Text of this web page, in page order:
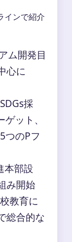
インで紹介
ム開発目
心に
採
ット、
つのPフ
本部設
み開始
教育に
総合的な